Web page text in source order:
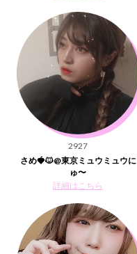
2927
さめ🍓🐱@東京ミュウミュウに
ゅ〜
詳細はこちら